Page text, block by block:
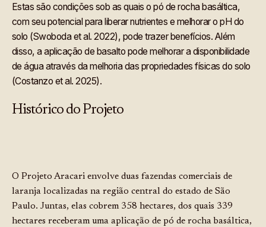
Estas são condições sob as quais o pó de rocha basáltica,
com seu potencial para liberar nutrientes e melhorar o pH do
solo (Swoboda et al. 2022), pode trazer benefícios. Além
disso, a aplicação de basalto pode melhorar a disponibilidade
de água através da melhoria das propriedades físicas do solo
(Costanzo et al. 2025).
Histórico do Projeto
O Projeto Aracari envolve duas fazendas comerciais de
laranja localizadas na região central do estado de São
Paulo. Juntas, elas cobrem 358 hectares, dos quais 339
hectares receberam uma aplicação de pó de rocha basáltica,